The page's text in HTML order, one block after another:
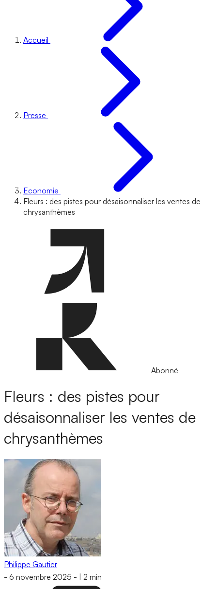
Accueil
Presse
Economie
Fleurs : des pistes pour désaisonnaliser les ventes de
chrysanthèmes
Abonné
Fleurs : des pistes pour
désaisonnaliser les ventes de
chrysanthèmes
Philippe Gautier
- 6 novembre 2025 - 2 min